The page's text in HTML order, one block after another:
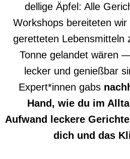
dellige Äpfel: Alle
Workshops bereiteten wir
geretteten Lebensmitteln
Tonne gelandet wären
lecker und genießbar
Expert*innen gabs
Hand, wie du im
Aufwand leckere
dich und das